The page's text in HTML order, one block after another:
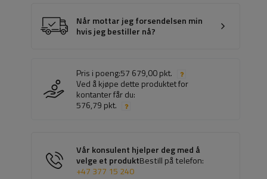
Når mottar jeg forsendelsen min
hvis jeg bestiller nå?
Pris i poeng:57 679,00 pkt.
Ved å kjøpe dette produktet for
kontanter får du:
576,79 pkt.
Vår konsulent hjelper deg med å
velge et produktBestill på telefon:
+47 377 15 240